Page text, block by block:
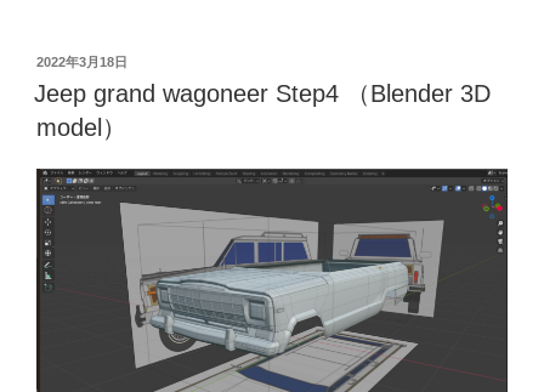
投
稿
日:
2022年3月18日
Jeep grand wagoneer Step4 （Blender 3D
model）